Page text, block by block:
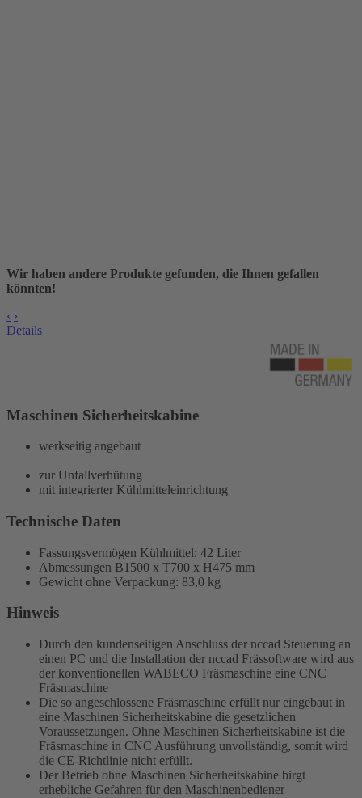
Wir haben andere Produkte gefunden, die Ihnen gefallen
könnten!
‹ ›
Details
Maschinen Sicherheitskabine
werkseitig angebaut
zur Unfallverhütung
mit integrierter Kühlmitteleinrichtung
Technische Daten
Fassungsvermögen Kühlmittel: 42 Liter
Abmessungen B1500 x T700 x H475 mm
Gewicht ohne Verpackung: 83,0 kg
Hinweis
Durch den kundenseitigen Anschluss der nccad Steuerung an
einen PC und die Installation der nccad Frässoftware wird aus
der konventionellen WABECO Fräsmaschine eine CNC
Fräsmaschine
Die so angeschlossene Fräsmaschine erfüllt nur eingebaut in
eine Maschinen Sicherheitskabine die gesetzlichen
Voraussetzungen. Ohne Maschinen Sicherheitskabine ist die
Fräsmaschine in CNC Ausführung unvollständig, somit wird
die CE-Richtlinie nicht erfüllt.
Der Betrieb ohne Maschinen Sicherheitskabine birgt
erhebliche Gefahren für den Maschinenbediener